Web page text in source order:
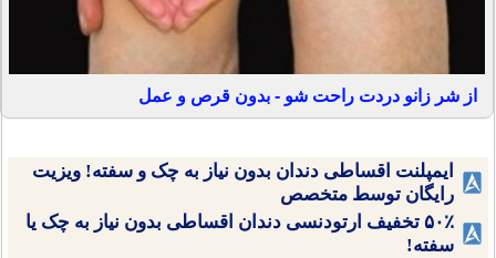
از شر زانو دردت راحت شو - بدون قرص و عمل
ایمپلنت اقساطی دندان بدون نیاز به چک و سفته! ویزیت
رایگان توسط متخصص
۵۰٪ تخفیف ارتودنسی دندان اقساطی بدون نیاز به چک یا
سفته!